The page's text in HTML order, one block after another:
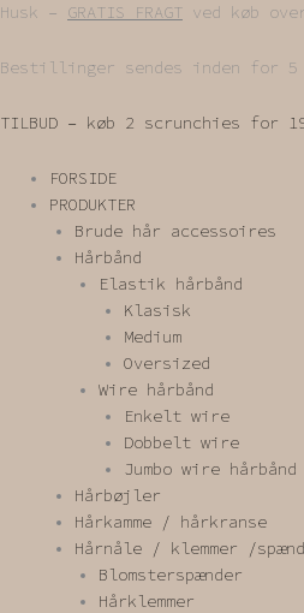
Gå
indholdet
Husk – GRATIS FRAGT ved køb
Bestillinger sendes inden for 5
TILBUD – køb 2 scrunchies for
FORSIDE
PRODUKTER
Brude hår accessoires
Hårbånd
Elastik hårbånd
Klasisk
Medium
Oversized
Wire hårbånd
Enkelt wire
Dobbelt wire
Jumbo wire hårbånd
Hårbøjler
Hårkamme / hårkranse
Hårnåle / klemmer /
Blomsterspænder
Hårklemmer